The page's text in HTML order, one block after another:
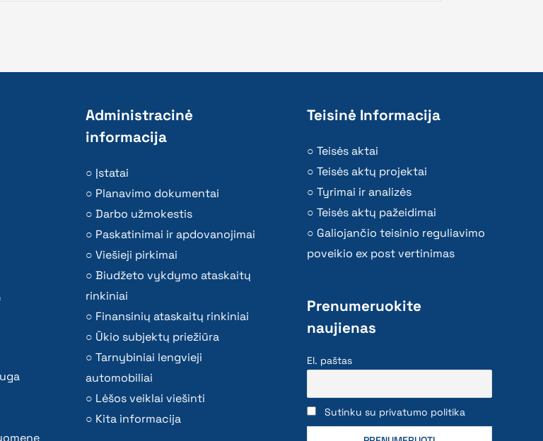
Administracinė
informacija
Įstatai
Planavimo dokumentai
Darbo užmokestis
Paskatinimai ir apdovanojimai
Viešieji pirkimai
Biudžeto vykdymo ataskaitų
rinkiniai
Finansinių ataskaitų rinkiniai
Ūkio subjektų priežiūra
Tarnybiniai lengvieji
automobiliai
Lėšos veiklai viešinti
Kita informacija
Teisinė Informacija
Teisės aktai
Teisės aktų projektai
Tyrimai ir analizės
Teisės aktų pažeidimai
Galiojančio teisinio reguliavimo
poveikio ex post vertinimas
Prenumeruokite
naujienas
El. paštas
Sutinku su privatumo politika